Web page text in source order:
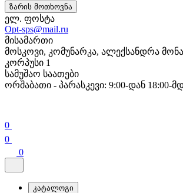
ზარის მოთხოვნა
ელ. ფოსტა
Opt-sps@mail.ru
მისამართი
მოსკოვი, კომუნარკა, ალექსანდრა
კორპუსი 1
სამუშაო საათები
ორშაბათი - პარასკევი: 9:00-დან 18:00-
0
0
0
კატალოგი